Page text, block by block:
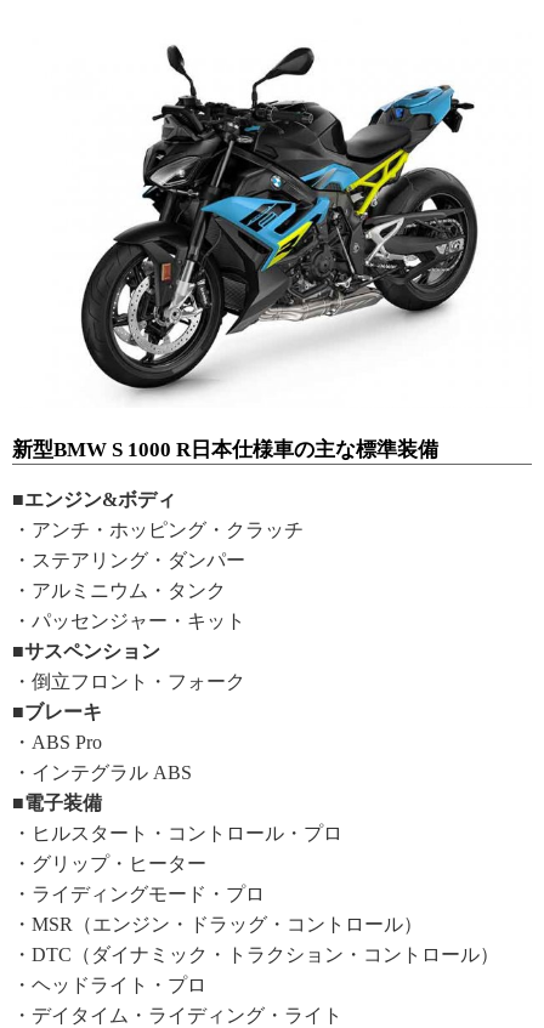
新型BMW S 1000 R日本仕様車の主な標準装備
■エンジン&ボディ
・アンチ・ホッピング・クラッチ
・ステアリング・ダンパー
・アルミニウム・タンク
・パッセンジャー・キット
■サスペンション
・倒立フロント・フォーク
■ブレーキ
・ABS Pro
・インテグラル ABS
■電子装備
・ヒルスタート・コントロール・プロ
・グリップ・ヒーター
・ライディングモード・プロ
・MSR（エンジン・ドラッグ・コントロール）
・DTC（ダイナミック・トラクション・コントロール）
・ヘッドライト・プロ
・デイタイム・ライディング・ライト